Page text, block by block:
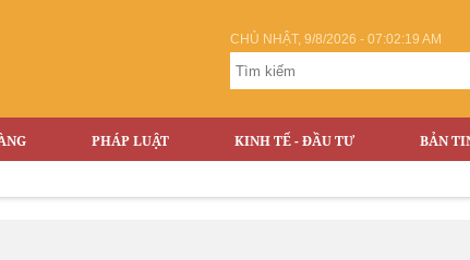
CHỦ NHẬT, 9/8/2026 - 07:02:20 AM
PHÁP LUẬT KINH TẾ - ĐẦU TƯ BẢN